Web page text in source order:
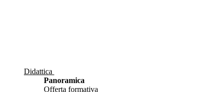
Didattica
Panoramica
Offerta formativa